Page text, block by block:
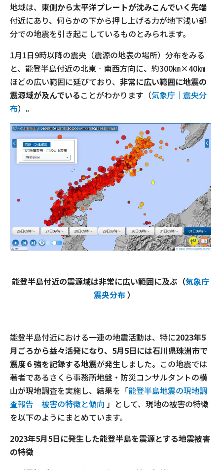
地域は、 東側から太平洋プレートが沈みこんでいく先端
付近にあり、何らかの下から押し上げる力が地下浅い部
分での地震を引き起こしているものとみられます。
1月1日9時以降の震央（震源の地表の場所）分布をみる
と、能登半島付近の北東‐南西方向に、約300㎞×40㎞
ほどの広い範囲に延びており、 非常に広い範囲に地震の
震源域が及んでいることがわかります（気象庁｜震央分
布）。
能登半島付近の震源域は非常に広い範囲に及ぶ（気象庁
｜震央分布）
能登半島付近における一連の地震活動は、特に2023年5
月ごろから益々活発になり、5月5日には石川県珠洲市で
震度６強を記録する地震が発生しました。この地震では
著者であるさくら事務所地盤・防災コンサルタントの横
山が現地調査を実施し、結果を「能登半島地震の現地調
査報告 被害の特徴と傾向 」として、現地の被害の特徴
を以下のようにまとめています。
2023年5月5日に発生した能登半島を震源とする地震被害
の特徴